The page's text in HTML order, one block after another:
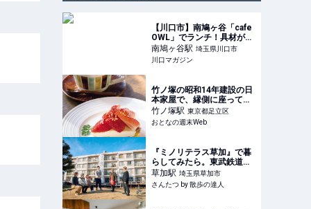
【川口市】南鳩ヶ谷「cafe
OWL」でランチ！具材がゴ
ロッと入った『OWLナポリ
タン（赤）』は、とても濃
厚な美味しさです。
南鳩ヶ谷駅 埼玉県川口市
川口マガジン
竹ノ塚の昭和14年建設の日
本家屋で、縁側に座って庭
を眺めながらコーヒーを。
国の登録有形文化財でゆる
りとひととき
竹ノ塚駅 東京都足立区
おとなの週末Web
『ミノリテラス草加』で暮
らしてみたら。東武鉄道の
社宅がまちのコミュニティ
拠点として再生！｜さんた
つ by 散歩の達人
草加駅 埼玉県草加市
さんたつ by 散歩の達人